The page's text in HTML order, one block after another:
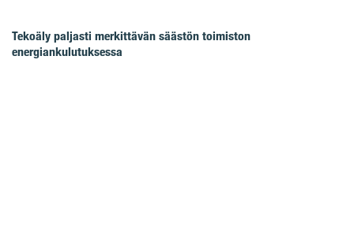
Tekoäly paljasti merkittävän säästön toimiston
energiankulutuksessa